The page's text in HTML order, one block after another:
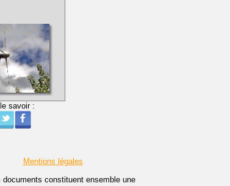
savoir :
Mentions légales
constituent ensemble une